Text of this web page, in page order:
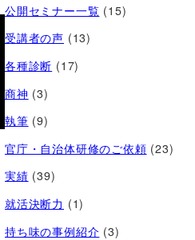
公開セミナー一覧 (15)
受講者の声 (13)
各種診断 (17)
商神 (3)
執筆 (9)
官庁・自治体研修のご依頼 (23)
実績 (39)
就活決断力 (1)
持ち味の事例紹介 (3)